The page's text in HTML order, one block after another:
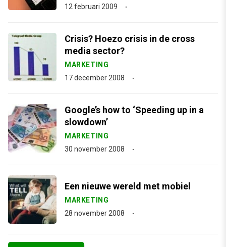
12 februari 2009
Crisis? Hoezo crisis in de cross
media sector?
MARKETING
17 december 2008
Google’s how to ‘Speeding up in a
slowdown’
MARKETING
30 november 2008
Een nieuwe wereld met mobiel
MARKETING
28 november 2008